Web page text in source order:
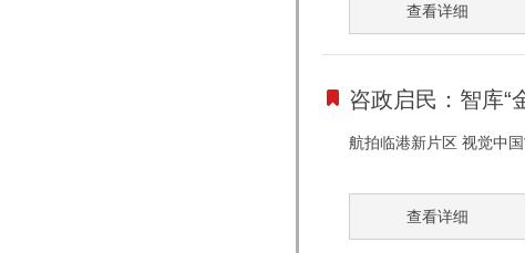
查看详细
咨政启民：智库“
航拍临港新片区 视觉中
查看详细